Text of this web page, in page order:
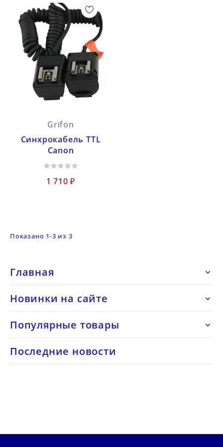
Grifon
Синхрокабель TTL
Canon
1 710 ₽
Показано 1-3 из 3
Главная 
Новинки на сайте 
Популярные товары 
Последние новости